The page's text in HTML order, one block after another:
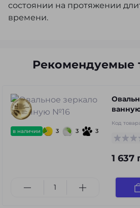
состоянии на протяжении
времени.
Рекомендуемые
в наличии 3 3 3
Код
1 637